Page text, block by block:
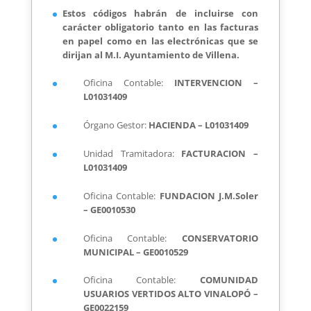
Estos códigos habrán de incluirse con
carácter obligatorio tanto en las facturas
en papel como en las electrónicas que se
dirijan al M.I. Ayuntamiento de Villena.
Oficina Contable: INTERVENCION –
L01031409
Órgano Gestor: HACIENDA – L01031409
Unidad Tramitadora: FACTURACION –
L01031409
Oficina Contable: FUNDACION J.M.Soler
– GE0010530
Oficina Contable:CONSERVATORIO
MUNICIPAL – GE0010529
Oficina Contable:COMUNIDAD
USUARIOS VERTIDOS ALTO VINALOPÓ –
GE0022159